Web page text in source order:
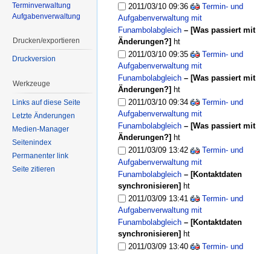
2011/03/10 09:36
Termin- und
Aufgabenverwaltung mit
Funambolabgleich – [Was passiert mit
Änderungen?] ht
2011/03/10 09:35
Termin- und
Aufgabenverwaltung mit
Funambolabgleich – [Was passiert mit
Änderungen?] ht
2011/03/10 09:34
Termin- und
Aufgabenverwaltung mit
Funambolabgleich – [Was passiert mit
Änderungen?] ht
2011/03/09 13:42
Termin- und
Aufgabenverwaltung mit
Funambolabgleich –[Kontaktdaten
synchronisieren]ht
2011/03/09 13:41
Termin- und
Aufgabenverwaltung mit
Funambolabgleich – [Kontaktdaten
synchronisieren] ht
2011/03/09 13:40
Termin- und
Terminverwaltung
Aufgabenverwaltung
Drucken/exportieren
Druckversion
Werkzeuge
Links auf diese Seite
Letzte Änderungen
Medien-Manager
Seitenindex
Permanenter link
Seite zitieren